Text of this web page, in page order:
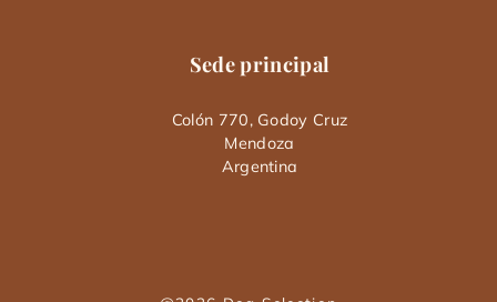
Sede principal
Colón 770, Godoy Cruz
Mendoza
Argentina